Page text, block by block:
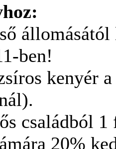
ben!
kenyér
családból
20%